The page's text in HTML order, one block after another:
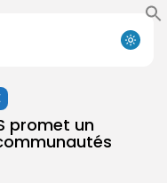
promet un